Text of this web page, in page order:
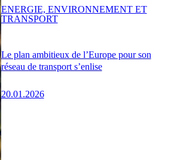
Le plan ambitieux de l’Europe pour son
réseau de transport s’enlise
20.01.2026
ENERGIE, ENVIRONNEMENT ET
TRANSPORT